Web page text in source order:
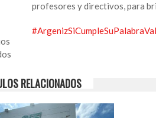
profesores y directivos, para
#
RELACIONADOS